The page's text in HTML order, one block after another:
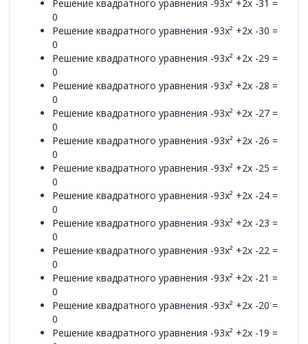
Решение квадратного уравнения -93x² +2x -31 =
0
Решение квадратного уравнения -93x² +2x -30 =
0
Решение квадратного уравнения -93x² +2x -29 =
0
Решение квадратного уравнения -93x² +2x -28 =
0
Решение квадратного уравнения -93x² +2x -27 =
0
Решение квадратного уравнения -93x² +2x -26 =
0
Решение квадратного уравнения -93x² +2x -25 =
0
Решение квадратного уравнения -93x² +2x -24 =
0
Решение квадратного уравнения -93x² +2x -23 =
0
Решение квадратного уравнения -93x² +2x -22 =
0
Решение квадратного уравнения -93x² +2x -21 =
0
Решение квадратного уравнения -93x² +2x -20 =
0
Решение квадратного уравнения -93x² +2x -19 =